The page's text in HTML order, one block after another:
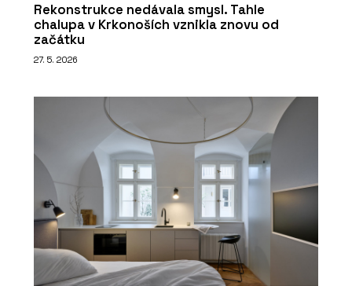
Rekonstrukce nedávala smysl. Tahle
chalupa v Krkonoších vznikla znovu od
začátku
27. 5. 2026